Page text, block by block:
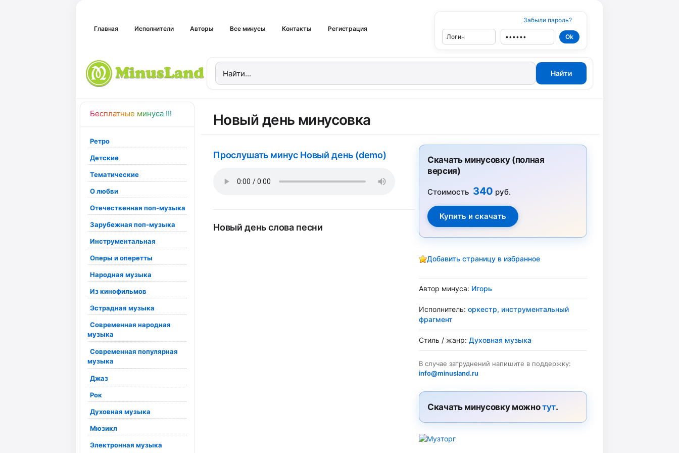
Главная Исполнители Авторы Все минусы Контакты Регистрация
Забыли пароль?
Бесплатные минуса !!!
Ретро
Детские
Тематические
О любви
Отечественная поп-музыка
Зарубежная поп-музыка
Инструментальная
Оперы и оперетты
Народная музыка
Из кинофильмов
Эстрадная музыка
Современная народная
музыка
Современная популярная
музыка
Джаз
Рок
Духовная музыка
Мюзикл
Электронная музыка
Новый день минусовка
Прослушать минус Новый день (demo)
Новый день слова песни
Скачать минусовку (полная
версия)
Стоимость 340 руб.
Добавить страницу в избранное
Автор минуса: Игорь
Исполнитель: оркестр, инструментальный
фрагмент
Стиль / жанр: Духовная музыка
В случае затруднений напишите в поддержку:
info@minusland.ru
Скачать минусовку можнотут.